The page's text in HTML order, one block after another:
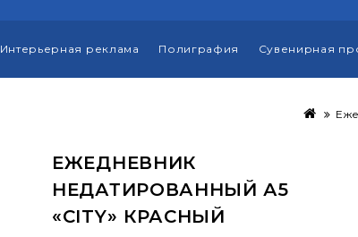
Интерьерная реклама Полиграфия Сувенирная
ЕЖЕДНЕВНИК
НЕДАТИРОВАННЫЙ А5
«CITY» КРАСНЫЙ